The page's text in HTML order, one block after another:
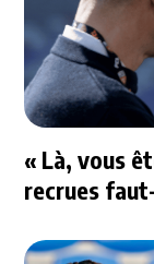
« Là, vous
recrues